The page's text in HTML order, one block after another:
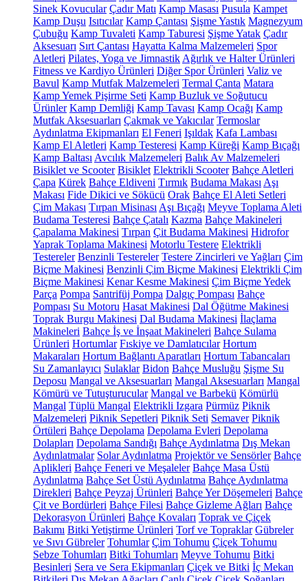
Sinek Kovucular Çadır Matı Kamp Masası Pusula Kampet
Kamp Duşu Isıtıcılar Kamp Çantası Şişme Yastık Magnezyum
Çubuğu Kamp Tuvaleti Kamp Taburesi Şişme Yatak Çadır
Aksesuarı Sırt Çantası Hayatta Kalma Malzemeleri Spor
Aletleri Pilates, Yoga ve Jimnastik Ağırlık ve Halter Ürünleri
Fitness ve Kardiyo Ürünleri Diğer Spor Ürünleri Valiz ve
Bavul Kamp Mutfak Malzemeleri Termal Çanta Matara
Kamp Yemek Pişirme Seti Kamp Buzluk ve Soğutucu
Ürünler Kamp Demliği Kamp Tavası Kamp Ocağı Kamp
Mutfak Aksesuarları Çakmak ve Yakıcılar Termoslar
Aydınlatma Ekipmanları El Feneri Işıldak Kafa Lambası
Kamp El Aletleri Kamp Testeresi Kamp Küreği Kamp Bıçağı
Kamp Baltası Avcılık Malzemeleri Balık Av Malzemeleri
Bisiklet ve Scooter Bisiklet Elektrikli Scooter Bahçe Aletleri
Çapa Kürek Bahçe Eldiveni Tırmık Budama Makası Aşı
Makası Fide Dikici ve Sökücü Orak Bahçe El Aleti Setleri
Çim Makası Tırpan Misinası Aşı Bıçağı Meyve Toplama Aleti
Budama Testeresi Bahçe Çatalı Kazma Bahçe Makineleri
Çapalama Makinesi Tırpan Çit Budama Makinesi Hidrofor
Yaprak Toplama Makinesi Motorlu Testere Elektrikli
Testereler Benzinli Testereler Testere Zincirleri ve Yağları Çim
Biçme Makinesi Benzinli Çim Biçme Makinesi Elektrikli Çim
Biçme Makinesi Kenar Kesme Makinesi Çim Biçme Yedek
Parça Pompa Santrifüj Pompa Dalgıç Pompası Bahçe
Pompası Su Motoru Hasat Makinesi Dal Öğütme Makinesi
Toprak Burgu Makinesi Dal Budama Makinesi İlaçlama
Makineleri Bahçe İş ve İnşaat Makineleri Bahçe Sulama
Ürünleri Hortumlar Fıskiye ve Damlatıcılar Hortum
Makaraları Hortum Bağlantı Aparatları Hortum Tabancaları
Su Zamanlayıcı Sulaklar Bidon Bahçe Musluğu Şişme Su
Deposu Mangal ve Aksesuarları Mangal Aksesuarları Mangal
Kömürü ve Tutuşturucular Mangal ve Barbekü Kömürlü
Mangal Tüplü Mangal Elektrikli Izgara Pürmüz Piknik
Malzemeleri Piknik Sepetleri Piknik Seti Semaver Piknik
Örtüleri Bahçe Depolama Depolama Evleri Depolama
Dolapları Depolama Sandığı Bahçe Aydınlatma Dış Mekan
Aydınlatmalar Solar Aydınlatma Projektör ve Sensörler Bahçe
Aplikleri Bahçe Feneri ve Meşaleler Bahçe Masa Üstü
Aydınlatma Bahçe Set Üstü Aydınlatma Bahçe Aydınlatma
Direkleri Bahçe Peyzaj Ürünleri Bahçe Yer Döşemeleri Bahçe
Çit ve Bordürleri Bahçe Filesi Bahçe Gizleme Ağları Bahçe
Dekorasyon Ürünleri Bahçe Kovaları Toprak ve Çiçek
Bakımı Bitki Yetiştirme Ürünleri Torf ve Topraklar Gübreler
ve Sıvı Gübreler Tohumlar Çim Tohumu Çiçek Tohumu
Sebze Tohumları Bitki Tohumları Meyve Tohumu Bitki
Besinleri Sera ve Sera Ekipmanları Çiçek ve Bitki İç Mekan